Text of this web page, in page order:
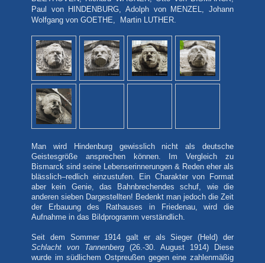
Paul von HINDENBURG, Adolph von MENZEL, Johann
Wolfgang von GOETHE, Martin LUTHER.
Man wird Hindenburg gewisslich nicht als deutsche
Geistesgröße ansprechen können. Im Vergleich zu
Bismarck sind seine Lebenserinnerungen & Reden eher als
blässlich–redlich einzustufen. Ein Charakter von Format
aber kein Genie, das Bahnbrechendes schuf, wie die
anderen sieben Dargestellten! Bedenkt man jedoch die Zeit
der Erbauung des Rathauses in Friedenau, wird die
Aufnahme in das Bildprogramm verständlich.
Seit dem Sommer 1914 galt er als Sieger (Held) der
Schlacht von Tannenberg (26.-30. August 1914) Diese
wurde im südlichem Ostpreußen gegen eine zahlenmäßig